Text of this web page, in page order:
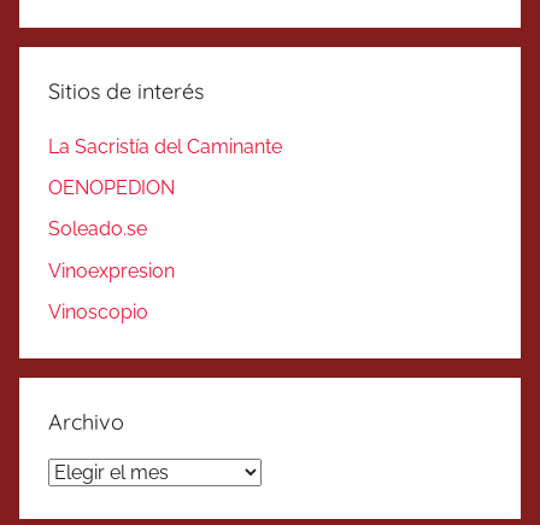
Sitios de interés
La Sacristía del Caminante
OENOPEDION
Soleado.se
Vinoexpresion
Vinoscopio
Archivo
Archivo